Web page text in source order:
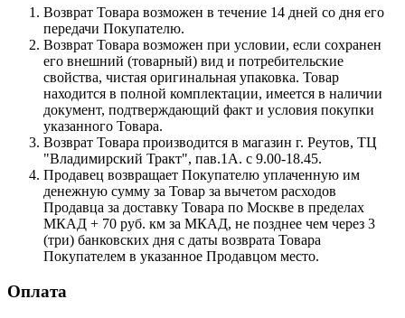
Возврат Товара возможен в течение 14 дней со дня его
передачи Покупателю.
Возврат Товара возможен при условии, если сохранен
его внешний (товарный) вид и потребительские
свойства, чистая оригинальная упаковка. Товар
находится в полной комплектации, имеется в наличии
документ, подтверждающий факт и условия покупки
указанного Товара.
Возврат Товара производится в магазин г. Реутов, ТЦ
"Владимирский Тракт", пав.1А. с 9.00-18.45.
Продавец возвращает Покупателю уплаченную им
денежную сумму за Товар за вычетом расходов
Продавца за доставку Товара по Москве в пределах
МКАД + 70 руб. км за МКАД, не позднее чем через 3
(три) банковских дня с даты возврата Товара
Покупателем в указанное Продавцом место.
Оплата